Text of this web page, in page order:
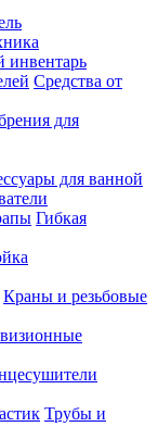
инвентарь
Средства от
для
для ванной
Гибкая
Краны и резьбовые
Трубы и